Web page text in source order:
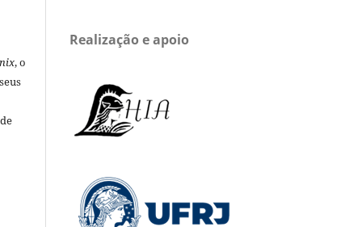
, o
Realização e apoio